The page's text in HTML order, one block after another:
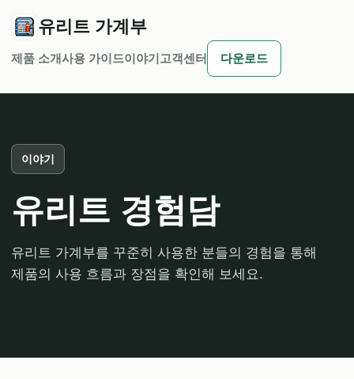
유리트 가계부
제품 소개사용 가이드이야기 고객센터 다운로드
이야기
유리트 경험담
유리트 가계부를 꾸준히 사용한 분들의 경험을 통해
제품의 사용 흐름과 장점을 확인해 보세요.